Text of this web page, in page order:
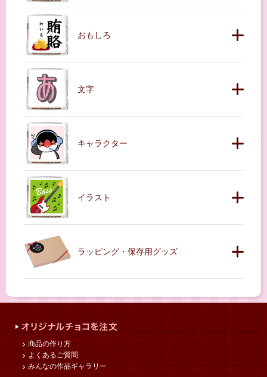
おもしろ
文字
キャラクター
イラスト
ラッピング・保存用グッズ
商品の作り方
よくあるご質問
みんなの作品ギャラリー